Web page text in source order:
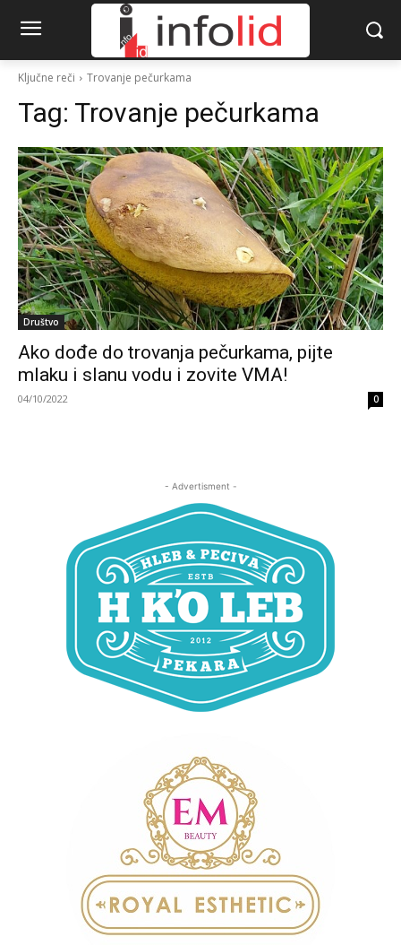
Ključne reči Trovanje pečurkama
Tag: Trovanje pečurkama
Društvo
Ako dođe do trovanja pečurkama, pijte
mlaku i slanu vodu i zovite VMA!
04/10/2022 0
- Advertisment -